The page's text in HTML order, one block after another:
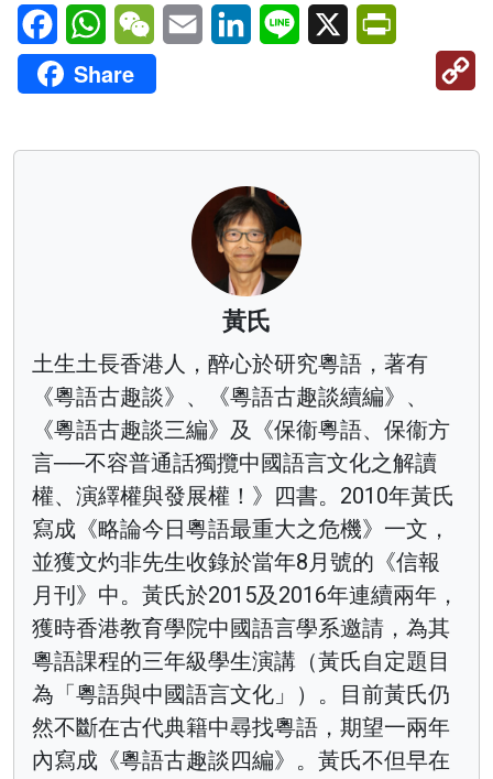
FacebookWhatsAppWeChatEmail LinkedInLine X
Share
黃氏
土生土長香港人，醉心於研究粵語，著有
《粵語古趣談》、《粵語古趣談續編》、
《粵語古趣談三編》及《保衞粵語、保衞方
言──不容普通話獨攬中國語言文化之解讀
權、演繹權與發展權！》四書。2010年黃氏
寫成《略論今日粵語最重大之危機》一文，
並獲文灼非先生收錄於當年8月號的《信報
月刊》中。黃氏於2015及2016年連續兩年，
獲時香港教育學院中國語言學系邀請，為其
粵語課程的三年級學生演講（黃氏自定題目
為「粵語與中國語言文化」）。目前黃氏仍
然不斷在古代典籍中尋找粵語，期望一兩年
內寫成《粵語古趣談四編》。黃氏不但早在